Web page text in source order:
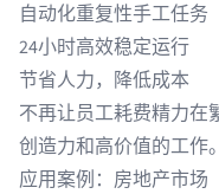
自动化重复性手工任务
24小时高效稳定运行
节省人力，降低成本
不再让员工耗费精力在
创造力和高价值的工作。
应用案例：房地产市场